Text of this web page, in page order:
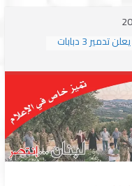
العربي الجديد: حزب الله يعلن تدمير 3 دبابات
“استسلاما غير
واشنطن بخريطة
اختبار التفاوض
إسلام آباد
طريق العباسية